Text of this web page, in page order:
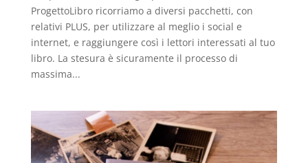
ProgettoLibro ricorriamo a diversi pacchetti, con
relativi PLUS, per utilizzare al meglio i social e
internet, e raggiungere così i lettori interessati al tuo
libro. La stesura è sicuramente il processo di
massima...